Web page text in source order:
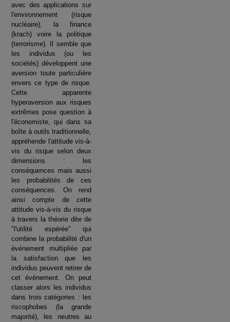
avec des applications sur
l'environnement (risque
nucléaire), la finance
(krach) voire la politique
(terrorisme). Il semble que
les individus (ou les
sociétés) développent une
aversion toute particulière
envers ce type de risque.
Cette apparente
hyperaversion aux risques
extrêmes pose question à
l'économiste, qui dans sa
boîte à outils traditionnelle,
appréhende l'attitude vis-à-
vis du risque selon deux
dimensions : les
conséquences mais aussi
les probabilités de ces
conséquences. On rend
ainsi compte de cette
attitude vis-à-vis du risque
à travers la théorie dite de
"l'utilité espérée" qui
combine la probabilité d'un
événement multipliée par
la satisfaction que les
individus peuvent retirer de
cet évènement. On peut
classer alors les individus
dans trois catégories : les
riscophobes (la grande
majorité), les neutres au